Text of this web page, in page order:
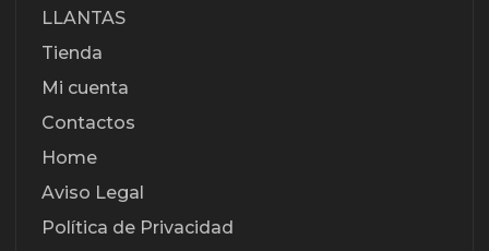
LLANTAS
Tienda
Mi cuenta
Contactos
Home
Aviso Legal
Política de Privacidad